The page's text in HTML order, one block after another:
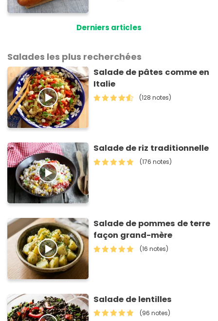
Derniers articles
Salades les plus recherchées
Salade de pâtes comme en
Italie
(128 notes)
Salade de riz traditionnelle
(176 notes)
Salade de pommes de terre
façon grand-mère
(16 notes)
Salade de lentilles
(96 notes)